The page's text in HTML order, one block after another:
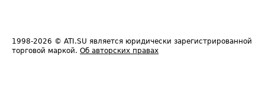
1998-2026 © ATI.SU является юридически зарегистрированной
торговой маркой. Об авторских правах